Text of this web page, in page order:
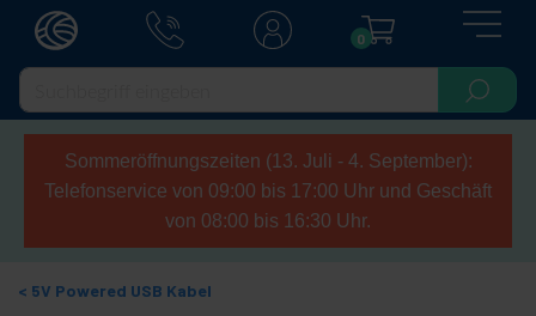
0
Sommeröffnungszeiten (13. Juli - 4. September):
Telefonservice von 09:00 bis 17:00 Uhr und Geschäft
von 08:00 bis 16:30 Uhr.
5V Powered USB Kabel